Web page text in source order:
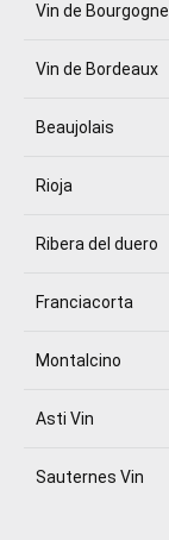
Vin de Bourgogne
Vin de Bordeaux
Beaujolais
Rioja
Ribera del duero
Franciacorta
Montalcino
Asti Vin
Sauternes Vin